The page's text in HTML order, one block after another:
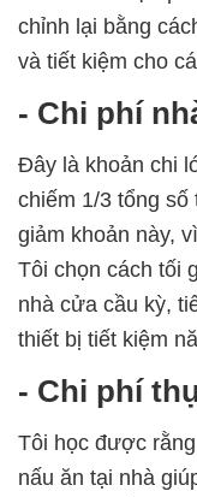
chỉnh lại bằng
và tiết kiệm cho
- Chi phí
Đây là khoản chi
chiếm 1/3 tổng số
giảm khoản này,
Tôi chọn cách tối
nhà cửa cầu kỳ,
thiết bị tiết kiệm
- Chi phí
Tôi học được
nấu ăn tại nhà